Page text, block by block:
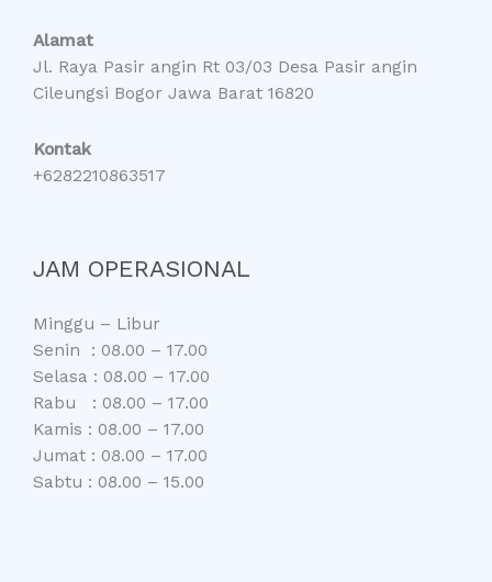
Alamat
Jl. Raya Pasir angin Rt 03/03 Desa Pasir angin
Cileungsi Bogor Jawa Barat 16820
Kontak
+6282210863517
JAM OPERASIONAL
Minggu – Libur
Senin : 08.00 – 17.00
Selasa : 08.00 – 17.00
Rabu : 08.00 – 17.00
Kamis : 08.00 – 17.00
Jumat : 08.00 – 17.00
Sabtu : 08.00 – 15.00